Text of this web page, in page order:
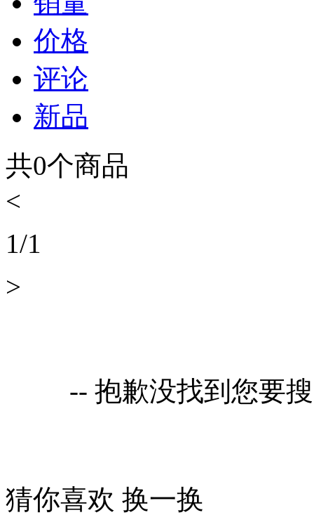
价格
评论
新品
共0个商品
<
1/1
>
-- 抱歉没找到您要
猜你喜欢 换一换